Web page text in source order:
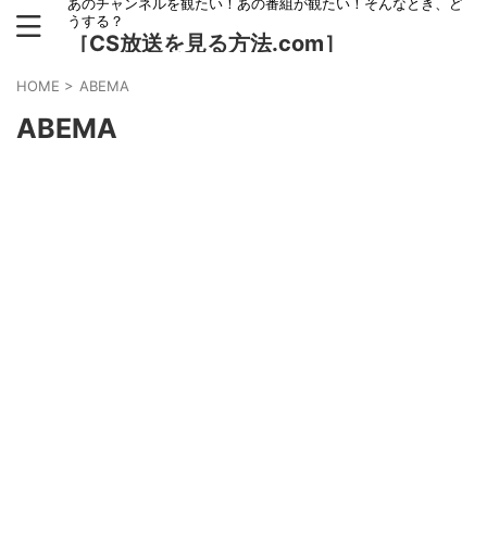
うする？
［CS放送を見る方法.com］
HOME > ABEMA
ABEMA